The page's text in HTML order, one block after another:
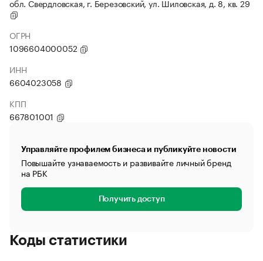
обл. Свердловская, г. Березовский, ул. Шиловская, д. 8, кв. 29
ОГРН
1096604000052
ИНН
6604023058
КПП
667801001
Управляйте профилем бизнеса и публикуйте новости
Повышайте узнаваемость и развивайте личный бренд
на РБК
Получить доступ
Коды статистики